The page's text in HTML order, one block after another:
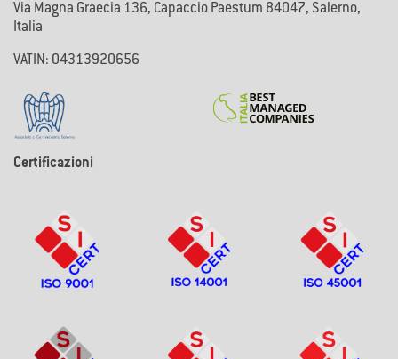
Via Magna Graecia 136, Capaccio Paestum 84047, Salerno,
Italia
VATIN: 04313920656
Certificazioni